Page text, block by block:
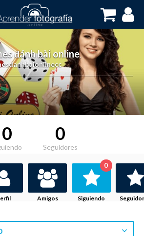
đánh bài online,
0 0
Seguidores
Amigos Siguiendo
0